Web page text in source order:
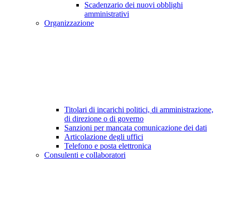
Scadenzario dei nuovi obblighi
amministrativi
Organizzazione
Titolari di incarichi politici, di amministrazione,
di direzione o di governo
Sanzioni per mancata comunicazione dei dati
Articolazione degli uffici
Telefono e posta elettronica
Consulenti e collaboratori